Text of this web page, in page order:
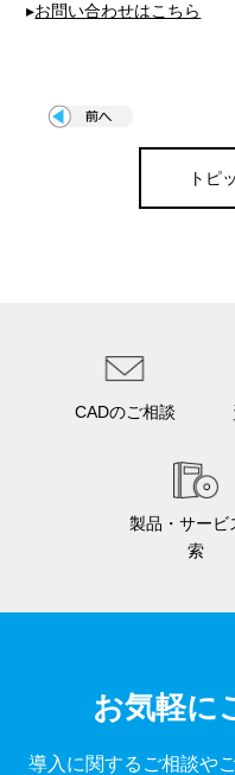
▸お問い合わせはこちら
トピ
CADのご相談
製品・サービ
索
お気軽に
導入に関するご相談や